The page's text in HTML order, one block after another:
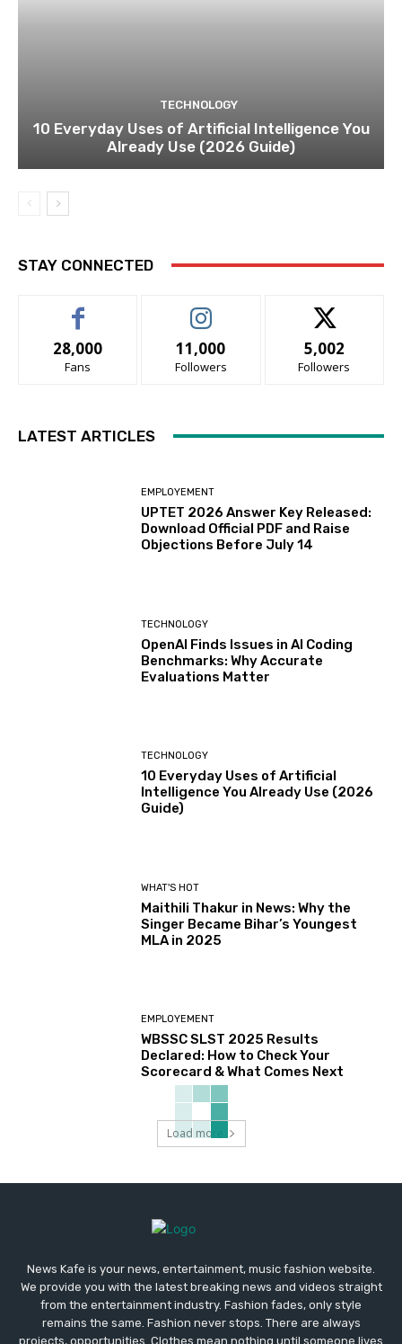
TECHNOLOGY
10 Everyday Uses of Artificial Intelligence You
Already Use (2026 Guide)
STAY CONNECTED
28,000
Fans
11,000
Followers
5,002
Followers
LATEST ARTICLES
EMPLOYEMENT
UPTET 2026 Answer Key Released:
Download Official PDF and Raise
Objections Before July 14
TECHNOLOGY
OpenAI Finds Issues in AI Coding
Benchmarks: Why Accurate
Evaluations Matter
TECHNOLOGY
10 Everyday Uses of Artificial
Intelligence You Already Use (2026
Guide)
WHAT'S HOT
Maithili Thakur in News: Why the
Singer Became Bihar’s Youngest
MLA in 2025
EMPLOYEMENT
WBSSC SLST 2025 Results
Declared: How to Check Your
Scorecard & What Comes Next
Load more
News Kafe is your news, entertainment, music fashion website.
We provide you with the latest breaking news and videos straight
from the entertainment industry. Fashion fades, only style
remains the same. Fashion never stops. There are always
projects, opportunities. Clothes mean nothing until someone lives